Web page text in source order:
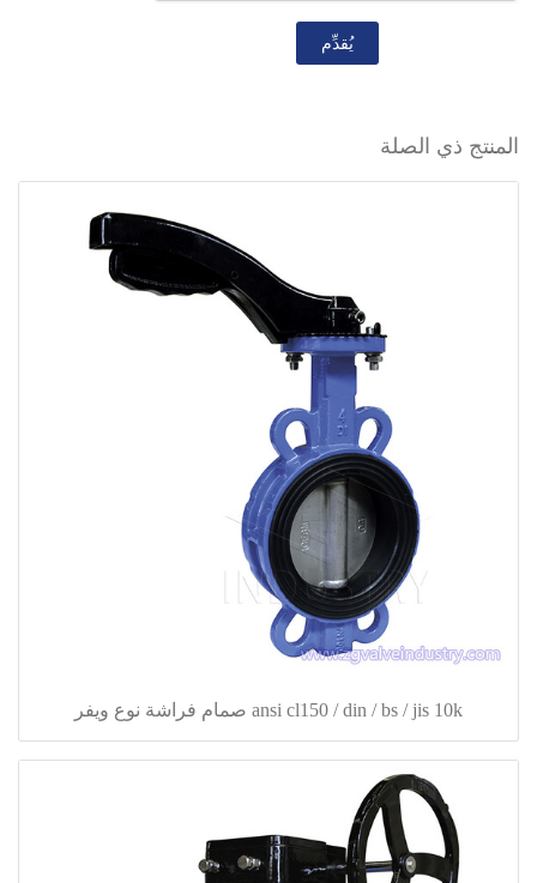
يُقدِّم
المنتج ذي الصلة
ansi cl150 / din / bs / jis 10k صمام فراشة نوع ويفر